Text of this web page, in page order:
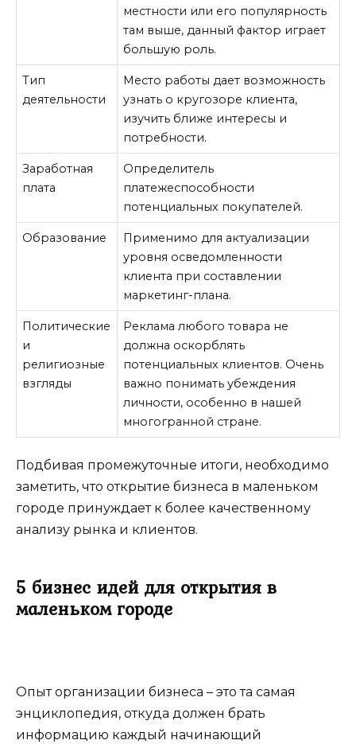
местности или его популярность
там выше, данный фактор играет
большую роль.
Тип
деятельности
Место работы дает возможность
узнать о кругозоре клиента,
изучить ближе интересы и
потребности.
Заработная
плата
Определитель
платежеспособности
потенциальных покупателей.
Образование
Применимо для актуализации
уровня осведомленности
клиента при составлении
маркетинг-плана.
Политические
и
религиозные
взгляды
Реклама любого товара не
должна оскорблять
потенциальных клиентов. Очень
важно понимать убеждения
личности, особенно в нашей
многогранной стране.
Подбивая промежуточные итоги, необходимо
заметить, что открытие бизнеса в маленьком
городе принуждает к более качественному
анализу рынка и клиентов.
5 бизнес идей для открытия в
маленьком городе
Опыт организации бизнеса – это та самая
энциклопедия, откуда должен брать
информацию каждый начинающий